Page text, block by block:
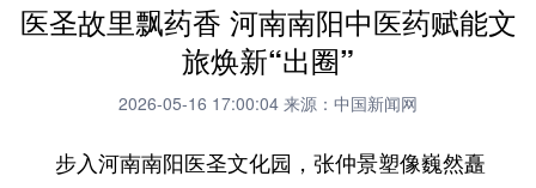
频道首页 河南要闻 头条
本网原创
新华社记者看河南 领导活动报道集
廉政 人事 新华视频
医圣故里飘药香 河南南阳中医药赋能文
旅焕新“出圈”
2026-05-16 17:00:04 来源：中国新闻网
步入河南南阳医圣文化园，张仲景塑像巍然矗